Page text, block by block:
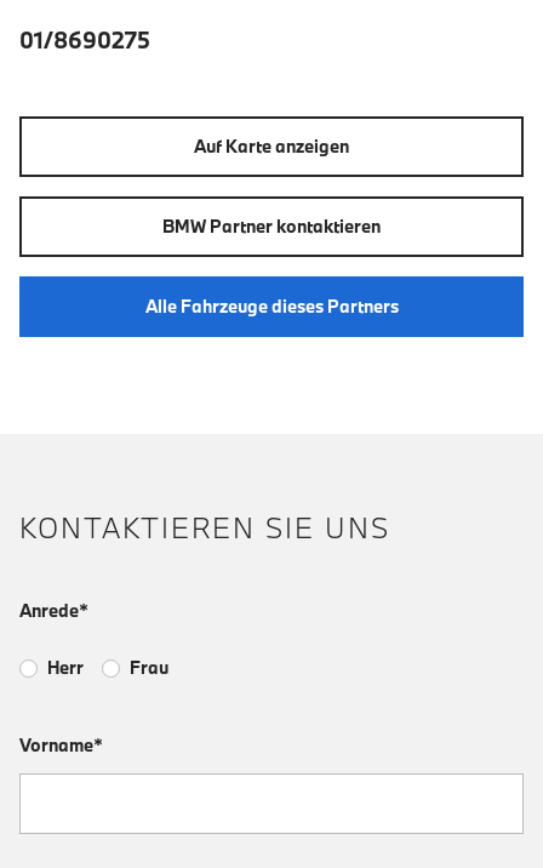
01/8690275
Auf Karte anzeigen
BMW Partner kontaktieren
Alle Fahrzeuge dieses Partners
KONTAKTIEREN SIE UNS
Anrede*
Herr Frau
Vorname*